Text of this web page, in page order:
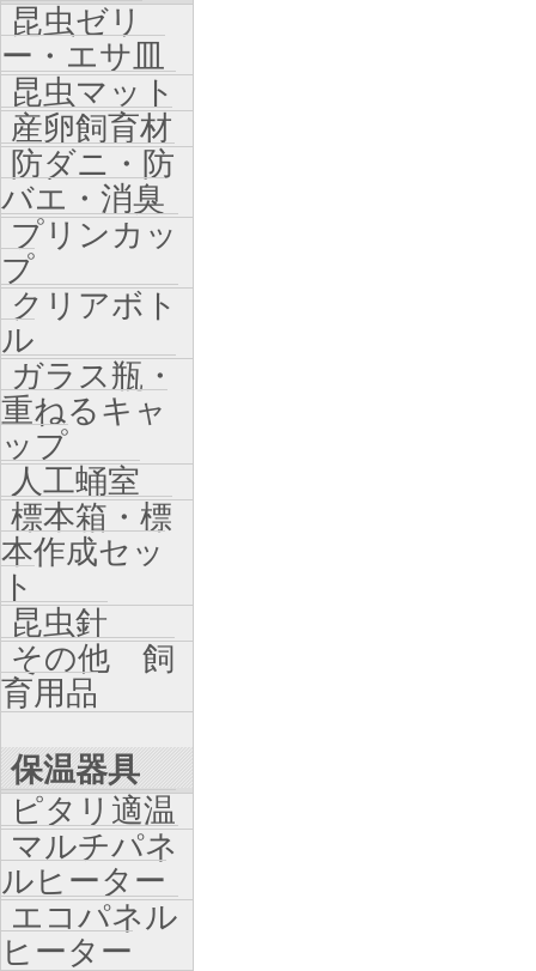
昆虫ゼリ
ー・エサ皿
昆虫マット
産卵飼育材
防ダニ・防
バエ・消臭
プリンカッ
プ
クリアボト
ル
ガラス瓶・
重ねるキャ
ップ
人工蛹室
標本箱・標
本作成セッ
ト
昆虫針
その他 飼
育用品
保温器具
ピタリ適温
マルチパネ
ルヒーター
エコパネル
ヒーター